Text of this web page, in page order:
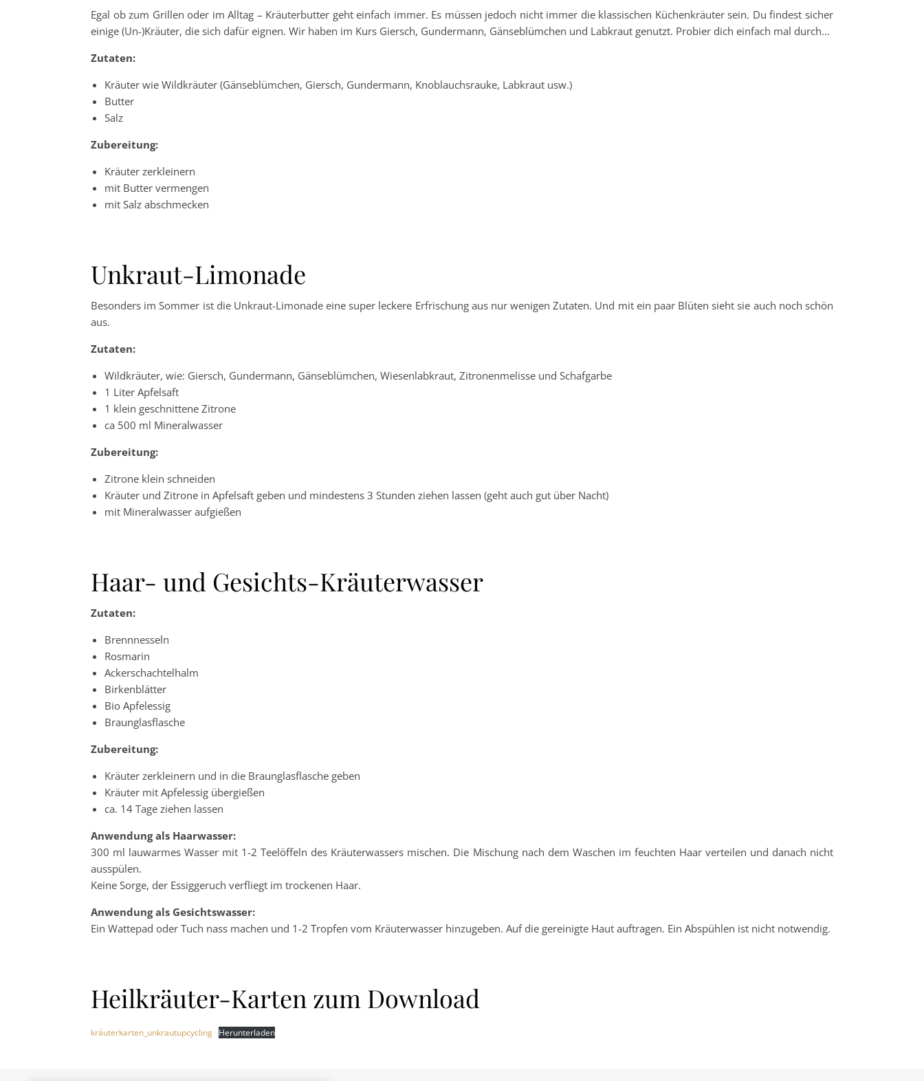
Egal ob zum Grillen oder im Alltag – Kräuterbutter geht einfach immer. Es müssen jedoch nicht immer die klassischen Küchenkräuter sein. Du findest sicher
einige (Un-)Kräuter, die sich dafür eignen. Wir haben im Kurs Giersch, Gundermann, Gänseblümchen und Labkraut genutzt. Probier dich einfach mal durch…
Zutaten:
Kräuter wie Wildkräuter (Gänseblümchen, Giersch, Gundermann, Knoblauchsrauke, Labkraut usw.)
Butter
Salz
Zubereitung:
Kräuter zerkleinern
mit Butter vermengen
mit Salz abschmecken
Unkraut-Limonade
Besonders im Sommer ist die Unkraut-Limonade eine super leckere Erfrischung aus nur wenigen Zutaten. Und mit ein paar Blüten sieht sie auch noch schön
aus.
Zutaten:
Wildkräuter, wie: Giersch, Gundermann, Gänseblümchen, Wiesenlabkraut, Zitronenmelisse und Schafgarbe
1 Liter Apfelsaft
1 klein geschnittene Zitrone
ca 500 ml Mineralwasser
Zubereitung:
Zitrone klein schneiden
Kräuter und Zitrone in Apfelsaft geben und mindestens 3 Stunden ziehen lassen (geht auch gut über Nacht)
mit Mineralwasser aufgießen
Haar- und Gesichts-Kräuterwasser
Zutaten:
Brennnesseln
Rosmarin
Ackerschachtelhalm
Birkenblätter
Bio Apfelessig
Braunglasflasche
Zubereitung:
Kräuter zerkleinern und in die Braunglasflasche geben
Kräuter mit Apfelessig übergießen
ca. 14 Tage ziehen lassen
Anwendung als Haarwasser:
300 ml lauwarmes Wasser mit 1-2 Teelöffeln des Kräuterwassers mischen. Die Mischung nach dem Waschen im feuchten Haar verteilen und danach nicht
ausspülen.
Keine Sorge, der Essiggeruch verfliegt im trockenen Haar.
Anwendung als Gesichtswasser:
Ein Wattepad oder Tuch nass machen und 1-2 Tropfen vom Kräuterwasser hinzugeben. Auf die gereinigte Haut auftragen. Ein Abspühlen ist nicht notwendig.
Heilkräuter-Karten zum Download
kräuterkarten_unkrautupcycling Herunterladen